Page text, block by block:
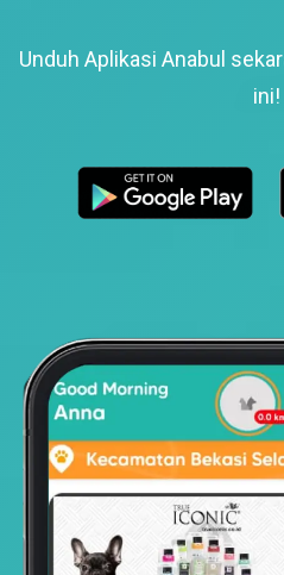
Unduh Aplikasi Anabul
ini!